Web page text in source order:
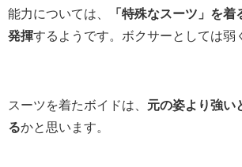
能力については、
「特殊なスーツ」を
発揮するようです。ボクサーとしては弱
スーツを着たボイドは、 元の姿より強い
るかと思います。